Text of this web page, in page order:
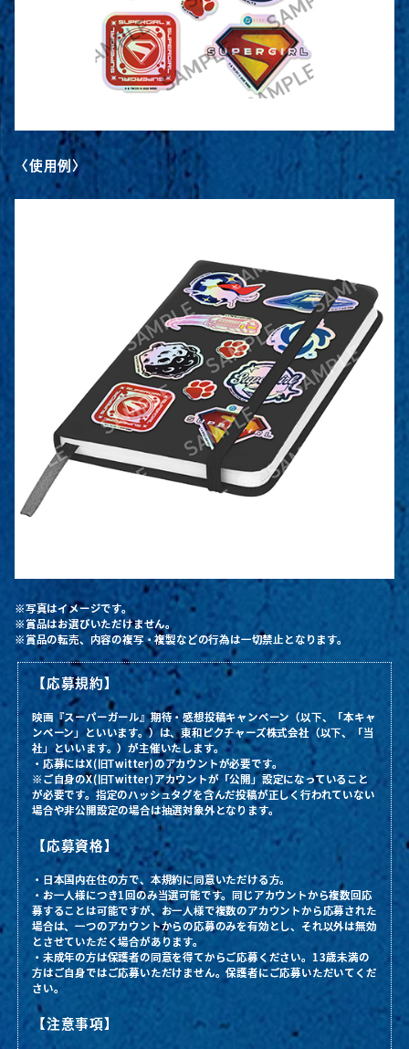
〈使用例〉
※写真はイメージです。
※賞品はお選びいただけません。
※賞品の転売、内容の複写・複製などの行為は一切禁止となります。
【応募規約】
映画『スーパーガール』期待・感想投稿キャンペーン（以下、「本キャ
ンペーン」といいます。）は、東和ピクチャーズ株式会社（以下、「当
社」といいます。）が主催いたします。
・応募にはX(旧Twitter)のアカウントが必要です。
※ご自身のX(旧Twitter)アカウントが「公開」設定になっていること
が必要です。指定のハッシュタグを含んだ投稿が正しく行われていない
場合や非公開設定の場合は抽選対象外となります。
【応募資格】
・日本国内在住の方で、本規約に同意いただける方。
・お一人様につき1回のみ当選可能です。同じアカウントから複数回応
募することは可能ですが、お一人様で複数のアカウントから応募された
場合は、一つのアカウントからの応募のみを有効とし、それ以外は無効
とさせていただく場合があります。
・未成年の方は保護者の同意を得てからご応募ください。13歳未満の
方はご自身ではご応募いただけません。保護者にご応募いただいてくだ
さい。
【注意事項】